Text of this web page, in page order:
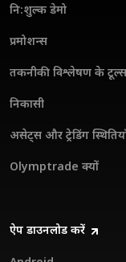
नि:शुल्क डेमो
प्रमोशन्स
तकनीकी विश्लेषण के टूल्स
निकासी
असेट्स और ट्रेडिंग
Olymptrade क्यों
ऐप डाउनलोड करें